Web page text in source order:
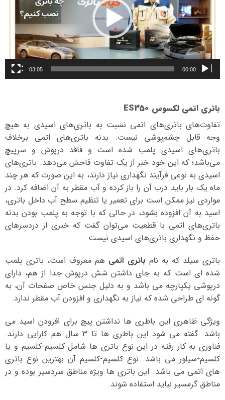
00:00
03:05
باتری اتمی لکسوس ES350
تفاوت‌های باتری‌های اتمی نسبت به باتری‌های اسیدی به هیچ
وجه قابل چشم‌پوشی نیست. بدنه باتری‌های اتمی برخلاف
باتری‌های اسیدی پلمب شده است و فاقد درپوش و سرپیچ
می‌باشد؛ که این خود خبر از یک تفاوت فاحش می‌دهد. باتری‌های
اسیدی به نوعی فرآیند نگهداری نیاز دارند، به این صورت که هر چند
ماه یک بار باید درب آن را باز کرده و آب مقطر به آن اضافه کرد. در
مواردی نیز ممکن است برای تعمیر یا تنظیم سطح آب داخل باتری،
اسید به آن افزوده بشود، در حالی که با توجه به پلمب بودن بدنه
باتری‌های اتمی با قطعیت می‌توان گفت که خبری از دردسرهای
حفظ و نگهداری باتری‌های اسیدی نیست.
باتری سیلد که به نام باتری اتمی هم معروف است، باتری پلمب
شده ای است که به جای داشتن شش درپوش جدا از هم، دارای
درپوشی یکپارچه می باشد و به دلیل جنس خاص صفحات آن، به
گونه ای طراحی شده که نیاز به نگهداری و افزودن آب مقطر ندارد.
ویژگی ظاهری این باطری ها نداشتن پیچ برای افزودن اسید می
باشد. گفته می شود این باطری ها تا 3 سال هم کارایی دارند.
فناوری به کار رفته در این نوع باتری ها شامل کلسیم-کلسیم و یا
کلسیم-سیلور می باشد. نوع کلسیم-کلسیم آن بهترین نوع باتری
های اتمی می باشد. این باتری ها ویژه مناطق سردسیر بوده و در
مناطق گرمسیر نباید استفاده شوند.